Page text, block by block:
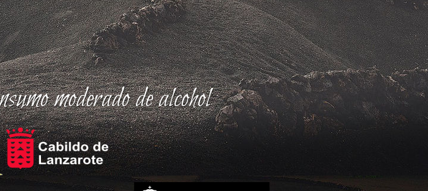
moderado de alcohol